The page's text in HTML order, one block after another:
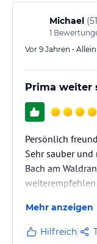
Michael (
1
Vor 9 Jahren •
Prima weiter
Persönlich
Sehr sauber
Bach am
Mehr anzeigen
Hilfreich